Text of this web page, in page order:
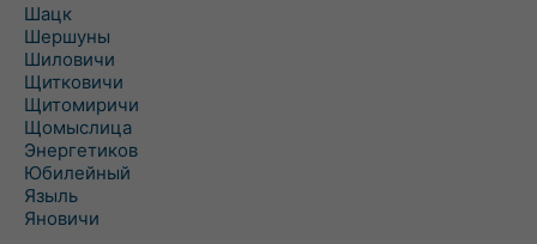
Шацк
Шершуны
Шиловичи
Щитковичи
Щитомиричи
Щомыслица
Энергетиков
Юбилейный
Языль
Яновичи